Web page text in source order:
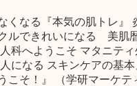
くなる『本気の肌トレ
ルできれいになる 美肌
人科へようこそ マタニテ
人になる スキンケアの基
こそ！』 （学研マーケテ